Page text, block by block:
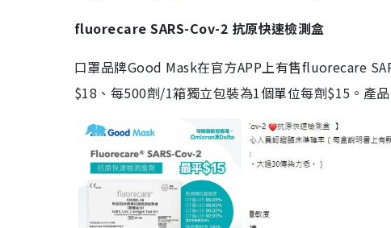
fluorecare SARS-Cov-2 抗原快速檢測盒
口罩品牌Good Mask在官方APP上有售fluorecare
$18、每500劑/1箱獨立包裝為1個單位每劑$15。產